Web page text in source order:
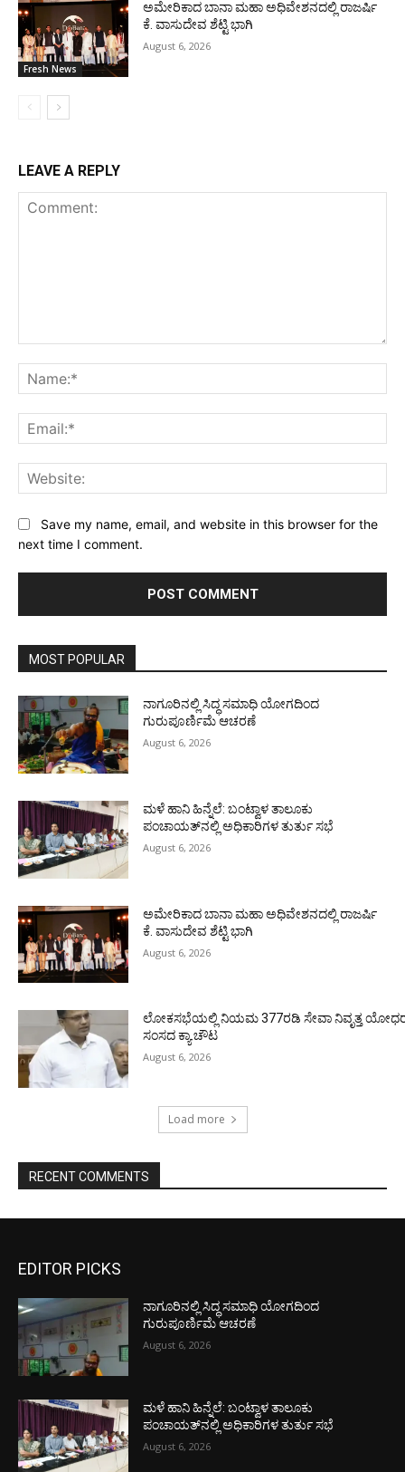
Fresh News
ಅಮೇರಿಕಾದ ಬಾನಾ ಮಹಾ ಅಧಿವೇಶನದಲ್ಲಿ ರಾಜರ್ಷಿ
ಕೆ. ವಾಸುದೇವ ಶೆಟ್ಟಿ ಭಾಗಿ
August 6, 2026
LEAVE A REPLY
Save my name, email, and website in this browser for the
next time I comment.
MOST POPULAR
ನಾಗೂರಿನಲ್ಲಿ ಸಿದ್ಧ ಸಮಾಧಿ ಯೋಗದಿಂದ
ಗುರುಪೂರ್ಣಿಮೆ ಆಚರಣೆ
August 6, 2026
ಮಳೆ ಹಾನಿ ಹಿನ್ನೆಲೆ: ಬಂಟ್ವಾಳ ತಾಲೂಕು
ಪಂಚಾಯತ್‌ನಲ್ಲಿ ಅಧಿಕಾರಿಗಳ ತುರ್ತು ಸಭೆ
August 6, 2026
ಅಮೇರಿಕಾದ ಬಾನಾ ಮಹಾ ಅಧಿವೇಶನದಲ್ಲಿ ರಾಜರ್ಷಿ
ಕೆ. ವಾಸುದೇವ ಶೆಟ್ಟಿ ಭಾಗಿ
August 6, 2026
ಲೋಕಸಭೆಯಲ್ಲಿ ನಿಯಮ 377ರಡಿ ಸೇವಾ ನಿವೃತ್ತ
ಸಂಸದ ಕ್ಯಾ.ಚೌಟ
August 6, 2026
Load more
RECENT COMMENTS
EDITOR PICKS
ನಾಗೂರಿನಲ್ಲಿ ಸಿದ್ಧ ಸಮಾಧಿ ಯೋಗದಿಂದ
ಗುರುಪೂರ್ಣಿಮೆ ಆಚರಣೆ
August 6, 2026
ಮಳೆ ಹಾನಿ ಹಿನ್ನೆಲೆ: ಬಂಟ್ವಾಳ ತಾಲೂಕು
ಪಂಚಾಯತ್‌ನಲ್ಲಿ ಅಧಿಕಾರಿಗಳ ತುರ್ತು ಸಭೆ
August 6, 2026